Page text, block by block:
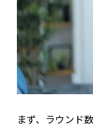
まず、ラウンド